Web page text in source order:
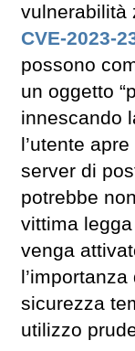
vulnerabilità
CVE-2023-
possono
un oggetto
innescando
l’utente
server di
potrebbe
vittima legga
venga
sicurezza
utilizzo